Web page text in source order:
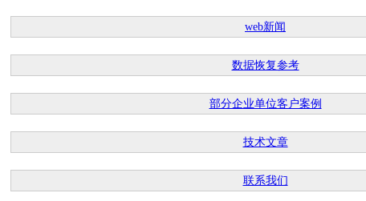
web新闻
数据恢复参考
部分企业单位客户案例
技术文章
联系我们